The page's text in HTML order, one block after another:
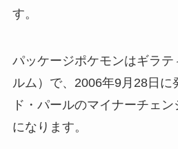
す。
パッケージポケモンはギラテ
ルム）で、2006年9月28日に
ド・パールのマイナーチェ
になります。